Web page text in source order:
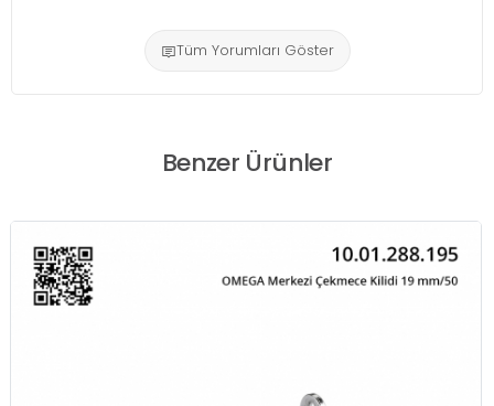
Tüm Yorumları Göster
Benzer Ürünler